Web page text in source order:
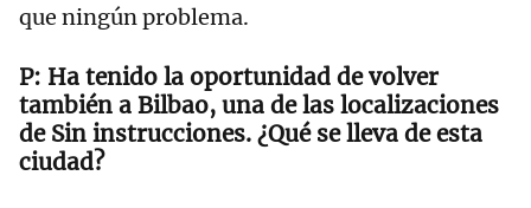
que ningún problema.
Ha tenido la oportunidad de volver
también a Bilbao, una de las localizaciones
de Sin instrucciones. ¿Qué se lleva de esta
ciudad?